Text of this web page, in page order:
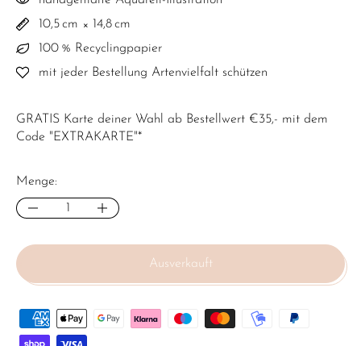
10,5 cm × 14,8 cm
100 % Recyclingpapier
mit jeder Bestellung Artenvielfalt schützen
GRATIS Karte deiner Wahl ab Bestellwert €35,- mit dem
Code "EXTRAKARTE"*
Menge:
Ausverkauft